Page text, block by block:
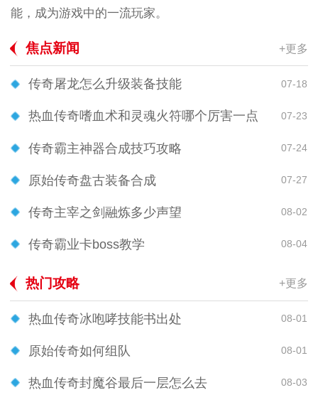
能，成为游戏中的一流玩家。
焦点新闻 +更多
传奇屠龙怎么升级装备技能 07-18
热血传奇嗜血术和灵魂火符哪个厉害一点 07-23
传奇霸主神器合成技巧攻略 07-24
原始传奇盘古装备合成 07-27
传奇主宰之剑融炼多少声望 08-02
传奇霸业卡boss教学 08-04
热门攻略 +更多
热血传奇冰咆哮技能书出处 08-01
原始传奇如何组队 08-01
热血传奇封魔谷最后一层怎么去 08-03